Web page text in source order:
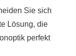
Sie sich
Lösung, die
perfekt